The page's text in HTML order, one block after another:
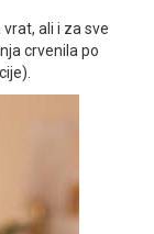
ali i za sve
crvenila po